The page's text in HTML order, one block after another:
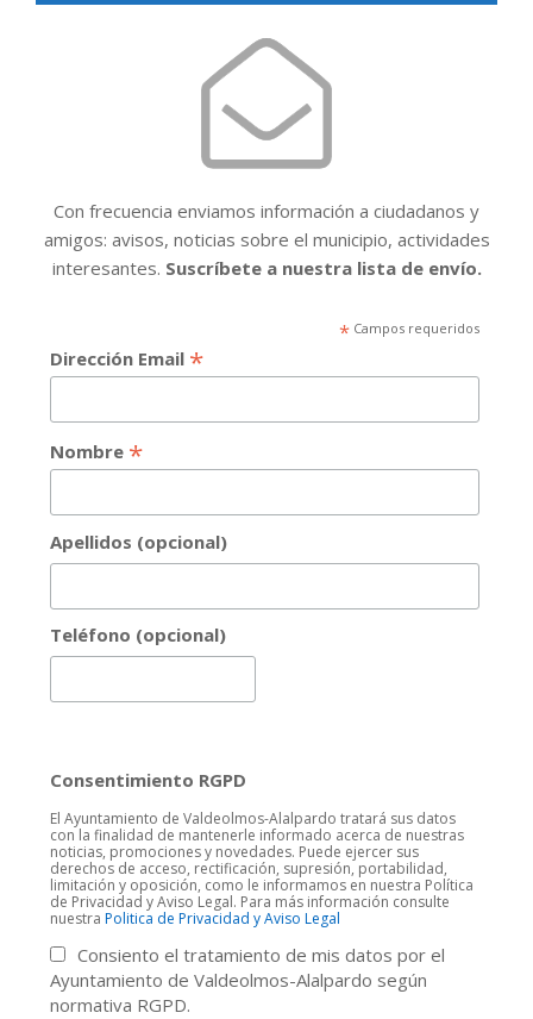
Con frecuencia enviamos información a ciudadanos y
amigos: avisos, noticias sobre el municipio, actividades
interesantes. Suscríbete a nuestra lista de envío.
*Campos requeridos
Dirección Email *
Nombre *
Apellidos (opcional)
Teléfono (opcional)
Consentimiento RGPD
El Ayuntamiento de Valdeolmos-Alalpardo tratará sus datos
con la finalidad de mantenerle informado acerca de nuestras
noticias, promociones y novedades. Puede ejercer sus
derechos de acceso, rectificación, supresión, portabilidad,
limitación y oposición, como le informamos en nuestra Política
de Privacidad y Aviso Legal. Para más información consulte
nuestra Politica de Privacidad y Aviso Legal
Consiento el tratamiento de mis datos por el
Ayuntamiento de Valdeolmos-Alalpardo según
normativa RGPD.